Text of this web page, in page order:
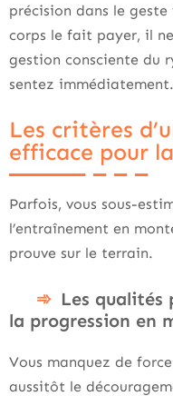
précision dans le
corps le fait payer, il
gestion consciente du
sentez immédiatement.
Les critères
efficace pour
Parfois, vous sous-
l’entraînement en
prouve sur le terrain.
Les qualités
la progression en
Vous manquez de
aussitôt le